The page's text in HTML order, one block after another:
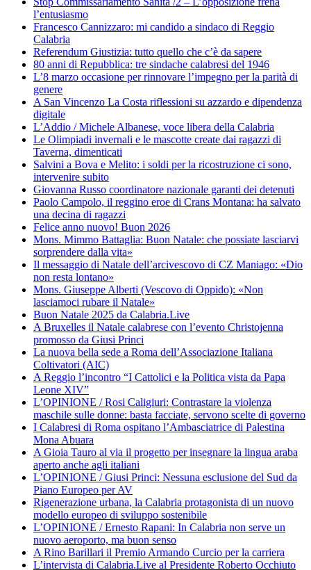
l’entusiasmo
Francesco Cannizzaro: mi candido a sindaco di Reggio
Calabria
Referendum Giustizia: tutto quello che c’è da sapere
80 anni di Repubblica: tre sindache calabresi del 1946
L’8 marzo occasione per rinnovare l’impegno per la parità di
genere
A San Vincenzo La Costa riflessioni su azzardo e dipendenza
digitale
L’Addio / Michele Albanese, voce libera della Calabria
Le Olimpiadi invernali e le mascotte create dai ragazzi di
Taverna, dimenticati
Salvini a Bova e Melito: i soldi per la ricostruzione ci sono,
intervenire subito
Giovanna Russo coordinatore nazionale garanti dei detenuti
Paolo Campolo, il reggino eroe di Crans Montana: ha salvato
una decina di ragazzi
Felice anno nuovo! Buon 2026
Mons. Mimmo Battaglia: Buon Natale: che possiate lasciarvi
sorprendere dalla vita»
Il messaggio di Natale dell’arcivescovo di CZ Maniago: «Dio
non resta lontano»
Mons. Giuseppe Alberti (Vescovo di Oppido): «Non
lasciamoci rubare il Natale»
Buon Natale 2025 da Calabria.Live
A Bruxelles il Natale calabrese con l’evento Christojenna
promosso da Giusi Princi
La nuova bella sede a Roma dell’Associazione Italiana
Coltivatori (AIC)
A Reggio l’incontro “I Cattolici e la Politica vista da Papa
Leone XIV”
L’OPINIONE / Rosi Caligiuri: Contrastare la violenza
maschile sulle donne: basta facciate, servono scelte di governo
I Calabresi di Roma ospitano l’Ambasciatrice di Palestina
Mona Abuara
A Gioia Tauro al via il progetto per insegnare la lingua araba
aperto anche agli italiani
L’OPINIONE / Giusi Princi: Nessuna esclusione del Sud da
Piano Europeo per AV
Rigenerazione urbana, la Calabria protagonista di un nuovo
modello europeo di sviluppo sostenibile
L’OPINIONE / Ernesto Rapani: In Calabria non serve un
nuovo aeroporto, ma buon senso
A Rino Barillari il Premio Armando Curcio per la carriera
L’intervista di Calabria.Live al Presidente Roberto Occhiuto